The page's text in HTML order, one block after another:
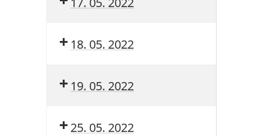
18. 05. 2022
19. 05. 2022
25. 05. 2022